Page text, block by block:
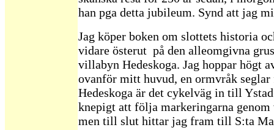
han pga detta jubileum. Synd att jag
Jag köper boken om slottets historia
vidare österut på den alleomgivna
villabyn Hedeskoga. Jag hoppar högt
ovanför mitt huvud, en ormvråk
Hedeskoga är det cykelväg in till
knepigt att följa markeringarna
men till slut hittar jag fram till S:ta